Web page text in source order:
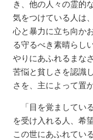
き、他の人々の霊的
気をつけている人は
心と暴力に立ち向か
る守るべき素晴らし
やりにあふれるまな
苦悩と貧しさを認識
さを、主によって置
「目を覚ましてい
を受け入れる人、希
この世にあふれてい